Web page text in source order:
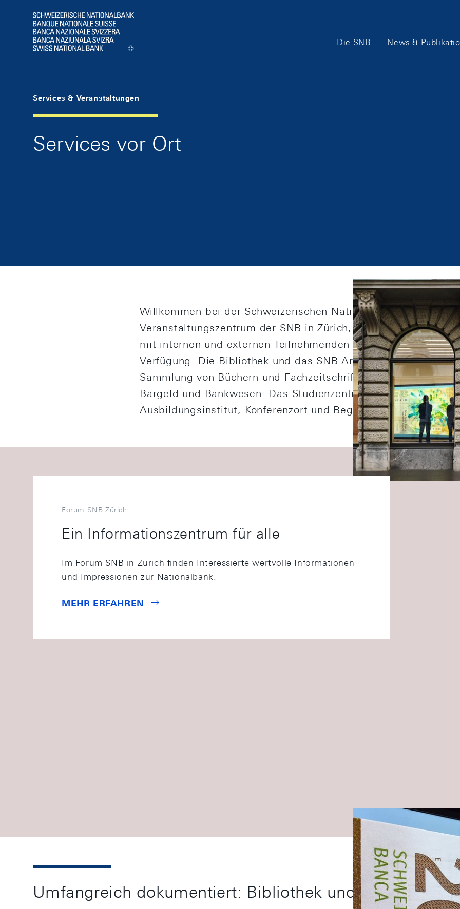
Logo
Hauptnavigation
Die SNB News &
Services & Veranstaltungen
Services vor Ort
Willkommen bei der Schweizerischen Nationalbank! Im Forum
Veranstaltungszentrum der SNB in Zürich, führen wir
mit internen und externen Teilnehmenden durch. Wir stellen
Verfügung. Die Bibliothek und das SNB Archiv bieten zudem
Sammlung von Büchern und Fachzeitschriften zu Geldpolitik,
Bargeld und Bankwesen. Das Studienzentrum Gerzensee
Ausbildungsinstitut, Konferenzort und Begegnungsstätte.
Forum SNB Zürich
Ein Informationszentrum für alle
Im Forum SNB in Zürich finden Interessierte wertvolle Informationen
und Impressionen zur Nationalbank.
MEHR ERFAHREN
Umfangreich dokumentiert: Bibliothek und Archiv der